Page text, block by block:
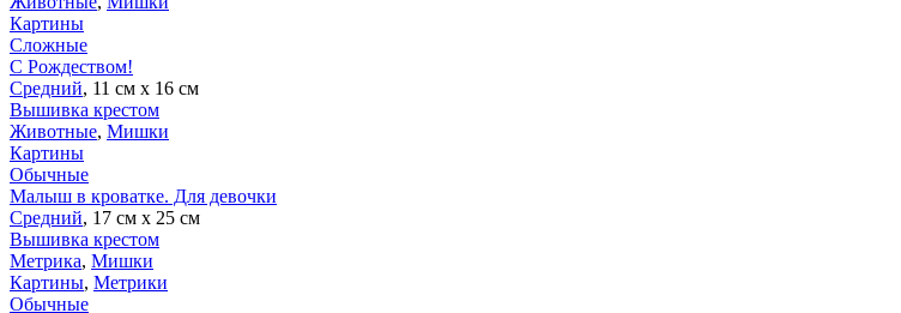
Картины
Сложные
С Рождеством!
Средний, 11 см х 16 см
Вышивка крестом
Животные, Мишки
Картины
Обычные
Малыш в кроватке. Для девочки
Средний, 17 см х 25 см
Вышивка крестом
Метрика, Мишки
Картины, Метрики
Обычные